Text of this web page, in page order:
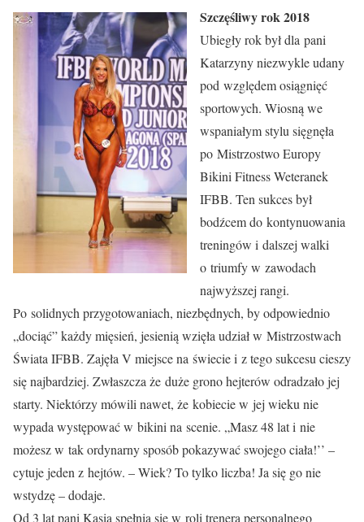
Szczęśliwy rok 2018
Ubiegły rok był dla pani
Katarzyny niezwykle udany
pod względem osiągnięć
sportowych. Wiosną we
wspaniałym stylu sięgnęła
po Mistrzostwo Europy
Bikini Fitness Weteranek
IFBB. Ten sukces był
bodźcem do kontynuowania
treningów i dalszej walki
o triumfy w zawodach
najwyższej rangi.
Po solidnych przygotowaniach, niezbędnych, by odpowiednio
„dociąć” każdy mięsień, jesienią wzięła udział w Mistrzostwach
Świata IFBB. Zajęła V miejsce na świecie i z tego sukcesu cieszy
się najbardziej. Zwłaszcza że duże grono hejterów odradzało jej
starty. Niektórzy mówili nawet, że kobiecie w jej wieku nie
wypada występować w bikini na scenie. „Masz 48 lat i nie
możesz w tak ordynarny sposób pokazywać swojego ciała!’’ –
cytuje jeden z hejtów. – Wiek? To tylko liczba! Ja się go nie
wstydzę – dodaje.
Od 3 lat pani Kasia spełnia się w roli trenera personalnego